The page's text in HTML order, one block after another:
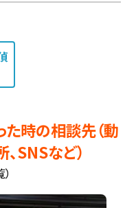
SNSなど）